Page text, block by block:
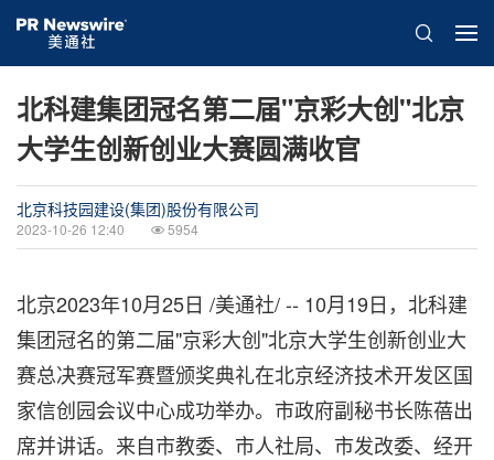
北科建集团冠名第二届"京彩大创"北京
大学生创新创业大赛圆满收官
北京科技园建设(集团)股份有限公司
2023-10-26 12:40 5954
北京2023年10月25日 /美通社/ -- 10月19日，北科建
集团冠名的第二届"京彩大创"北京大学生创新创业大
赛总决赛冠军赛暨颁奖典礼在北京经济技术开发区国
家信创园会议中心成功举办。市政府副秘书长陈蓓出
席并讲话。来自市教委、市人社局、市发改委、经开